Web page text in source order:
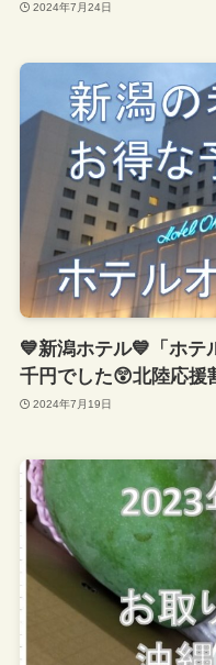
2024年7月24日
💙新潟ホテル💙「ホテ
千円でした😲北陸応援
2024年7月19日